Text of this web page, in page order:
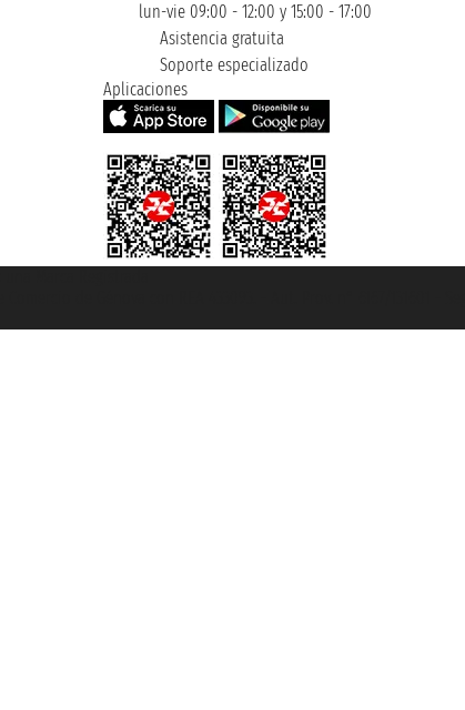
lun-vie 09:00 - 12:00 y 15:00 - 17:00
Asistencia gratuita
Soporte especializado
Aplicaciones